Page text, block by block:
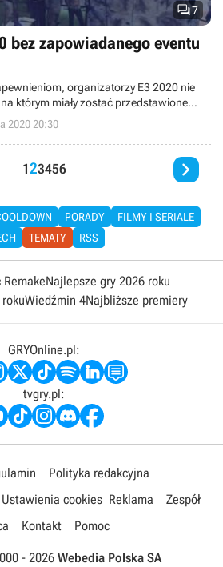
7
bez zapowiadanego eventu
organizatorzy E3 2020 nie
którym miały zostać przedstawione
znajdujące się w harmonogramie
2020 20:30
123456 
PORADY
FILMY I SERIALE
TEMATY RSS
Najlepsze gry 2026 roku
Wiedźmin 4Najbliższe premiery
GRYOnline.pl:
tvgry.pl:
Polityka redakcyjna
Ustawienia cookies Reklama
Zespół
Kontakt Pomoc
- 2026 Webedia Polska SA